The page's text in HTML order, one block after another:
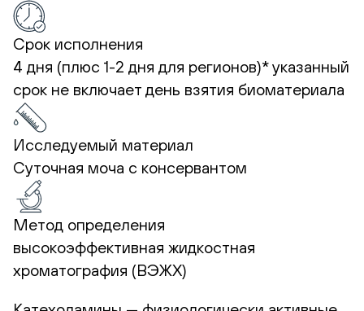
Срок исполнения
4 дня (плюс 1-2 дня для регионов)*указанный
срок не включает день взятия биоматериала
Исследуемый материал
Суточная моча с консервантом
Метод определения
высокоэффективная жидкостная
хроматография (ВЭЖХ)